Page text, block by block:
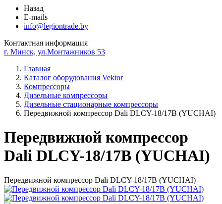
Назад
E-mails
info@legiontrade.by
Контактная информация
г. Минск, ул.Монтажников 53
Главная
Каталог оборудования Vektor
Компрессоры
Дизельные компрессоры
Дизельные стационарные компрессоры
Передвижной компрессор Dali DLCY-18/17B (YUCHAI)
Передвижной компрессор
Dali DLCY-18/17B (YUCHAI)
Передвижной компрессор Dali DLCY-18/17B (YUCHAI)